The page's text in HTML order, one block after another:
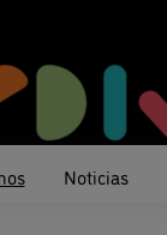
Noticias